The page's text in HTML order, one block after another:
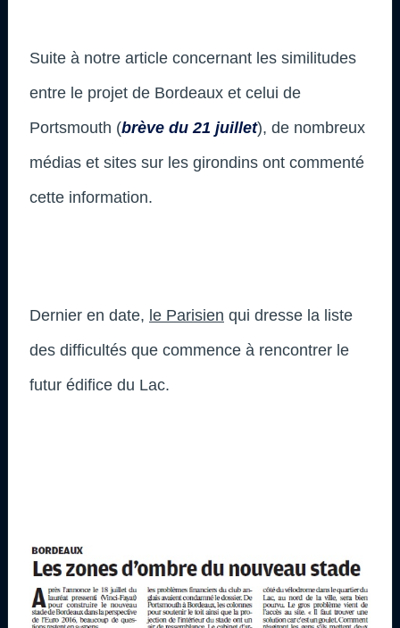
Suite à notre article concernant les similitudes
entre le projet de Bordeaux et celui de
Portsmouth (brève du 21 juillet), de nombreux
médias et sites sur les girondins ont commenté
cette information.
Dernier en date, le Parisien qui dresse la liste
des difficultés que commence à rencontrer le
futur édifice du Lac.